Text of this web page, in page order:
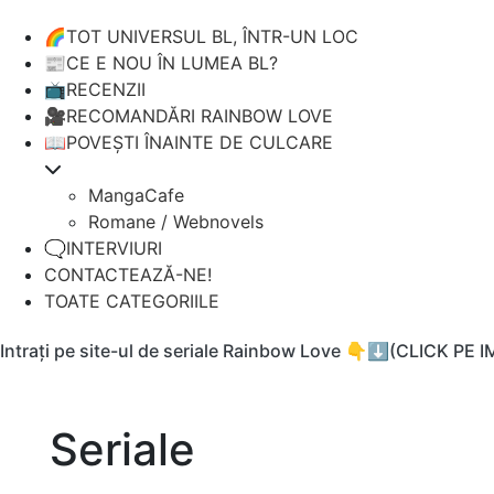
🌈TOT UNIVERSUL BL, ÎNTR-UN LOC
📰CE E NOU ÎN LUMEA BL?
📺RECENZII
🎥RECOMANDĂRI RAINBOW LOVE
📖POVEȘTI ÎNAINTE DE CULCARE
MangaCafe
Romane / Webnovels
🗨️INTERVIURI
CONTACTEAZĂ-NE!
TOATE CATEGORIILE
Intrați pe site-ul de seriale Rainbow Love 👇⬇️(CLICK PE
Seriale